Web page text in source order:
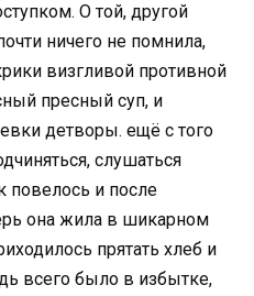
О той, другой
ничего не помнила,
визгливой противной
пресный суп, и
детворы. ещё с того
слушаться
повелось и после
она жила в шикарном
прятать хлеб и
всего было в избытке,